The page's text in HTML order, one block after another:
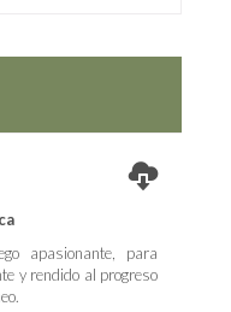
apasionante, para
y rendido al progreso